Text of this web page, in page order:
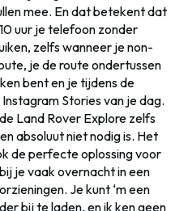
mee. En dat betekent dat
uur je telefoon zonder
zelfs wanneer je non-
je de route ondertussen
bent en je tijdens de
Stories van je dag.
Land Rover Explore zelfs
absoluut niet nodig is. Het
de perfecte oplossing voor
je vaak overnacht in een
Je kunt ‘m een
bij te laden, en ik ken geen